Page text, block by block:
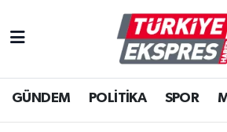
GÜNDEM POLİTİKA SPOR
İstanbul Nöbetçi Eczaneler
İstanbul Hava Durumu